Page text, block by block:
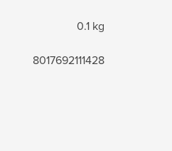
0.1 kg
8017692111428